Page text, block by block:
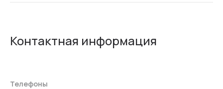
Контактная информация
Телефоны